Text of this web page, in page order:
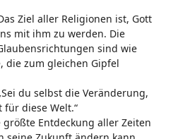
Ziel aller Religionen ist, Gott
mit ihm zu werden. Die
sind wie
die zum gleichen Gipfel
du selbst die Veränderung,
diese Welt.“
größte Entdeckung aller Zeiten